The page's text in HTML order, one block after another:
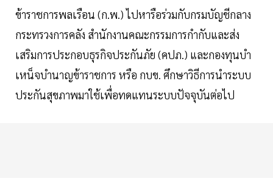
ข้าราชการพลเรือน (ก.พ.) ไปหารือร่วมกับกรมบัญชีกลาง
กระทรวงการคลัง สำนักงานคณะกรรมการกำกับและส่ง
เสริมการประกอบธุรกิจประกันภัย (คปภ.) และกองทุนบํา
เหน็จบำนาญข้าราชการ หรือ กบข. ศึกษาวิธีการนำระบบ
ประกันสุขภาพมาใช้เพื่อทดแทนระบบปัจจุบันต่อไป